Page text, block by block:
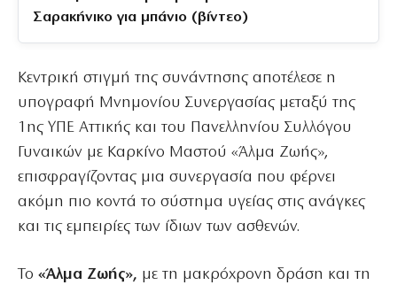
Σαρακήνικο για μπάνιο (βίντεο)
Κεντρική στιγμή της συνάντησης αποτέλεσε η
υπογραφή Μνημονίου Συνεργασίας μεταξύ της
1ης ΥΠΕ Αττικής και του Πανελληνίου Συλλόγου
Γυναικών με Καρκίνο Μαστού «Άλμα Ζωής»,
επισφραγίζοντας μια συνεργασία που φέρνει
ακόμη πιο κοντά το σύστημα υγείας στις ανάγκες
και τις εμπειρίες των ίδιων των ασθενών.
Το «Άλμα Ζωής», με τη μακρόχρονη δράση και τη